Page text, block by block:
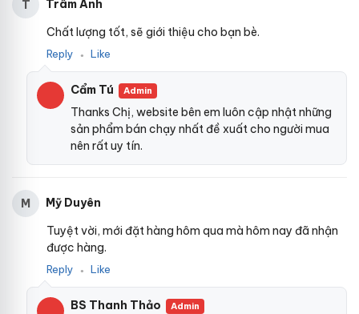
T
Trâm Anh
Chất lượng tốt, sẽ giới thiệu cho bạn bè.
Reply ● Like
Cẩm Tú Admin
Thanks Chị, website bên em luôn cập nhật những
sản phẩm bán chạy nhất đề xuất cho người mua
nên rất uy tín.
M
Mỹ Duyên
Tuyệt vời, mới đặt hàng hôm qua mà hôm nay đã nhận
được hàng.
Reply ● Like
BS Thanh Thảo Admin